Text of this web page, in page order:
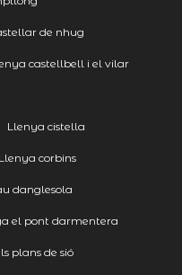
de nhug
castellbell i el vilar
Llenya cistella
Llenya corbins
danglesola
el pont darmentera
plans de sió